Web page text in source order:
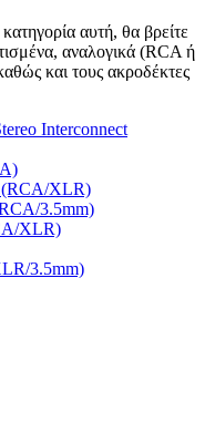
αυτή, θα βρείτε
αναλογικά (RCA ή
και τους ακροδέκτες
Interconnect
(RCA/XLR)
3.5mm)
XLR)
3.5mm)